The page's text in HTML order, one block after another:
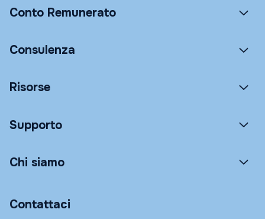
Conto Remunerato
Consulenza
Risorse
Supporto
Chi siamo
Contattaci